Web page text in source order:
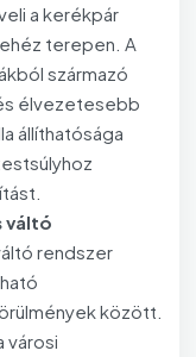
a kerékpár
terepen. A
származó
élvezetesebb
állíthatósága
váltó
rendszer
között.
városi